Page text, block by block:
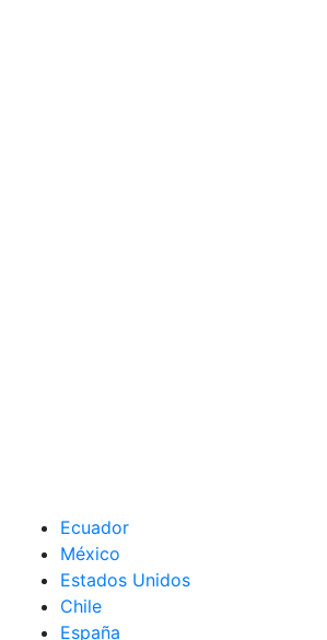
Ecuador
México
Estados Unidos
Chile
España